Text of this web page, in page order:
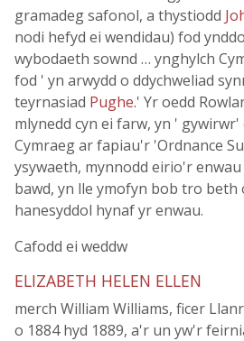
gramadeg safonol, a thystiodd
nodi hefyd ei wendidau) fod
wybodaeth sownd … ynghylch
fod ' yn arwydd o ddychweliad
teyrnasiad Pughe.' Yr oedd
mlynedd cyn ei farw, yn ' gywirwr'
Cymraeg ar fapiau'r 'Ordnance
ysywaeth, mynnodd eirio'r
bawd, yn lle ymofyn bob tro beth
hanesyddol hynaf yr enwau.
Cafodd ei weddw
ELIZABETH HELEN ELLEN
merch William Williams, ficer
o 1884 hyd 1889, a'r un yw'r